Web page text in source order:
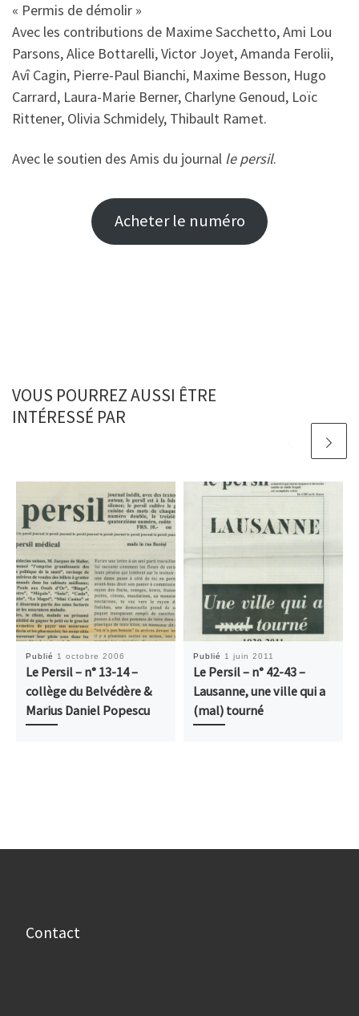
« Permis de démolir »
Avec les contributions de Maxime Sacchetto, Ami Lou
Parsons, Alice Bottarelli, Victor Joyet, Amanda Ferolii,
Avî Cagin, Pierre-Paul Bianchi, Maxime Besson, Hugo
Carrard, Laura-Marie Berner, Charlyne Genoud, Loïc
Rittener, Olivia Schmidely, Thibault Ramet.
Avec le soutien des Amis du journal le persil.
Acheter le numéro
VOUS POURREZ AUSSI ÊTRE
INTÉRESSÉ PAR
Publié 1 octobre 2006
Le Persil – n° 13-14 –
collège du Belvédère &
Marius Daniel Popescu
Publié 1 juin 2011
Le Persil – n° 42-43 –
Lausanne, une ville qui a
(mal) tourné
Contact